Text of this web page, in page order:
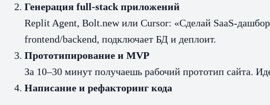
Генерация full-stack приложений
Replit Agent, Bolt.new или Cursor: «Сделай SaaS-
frontend/backend, подключает БД и деплоит.
Прототипирование и MVP
За 10–30 минут получаешь рабочий прототип сайта.
Написание и рефакторинг кода